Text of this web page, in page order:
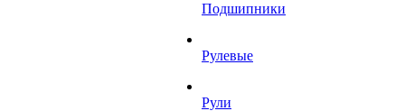
Подшипники
Рулевые
Рули